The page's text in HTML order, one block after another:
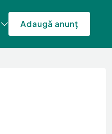
Adaugă anunț